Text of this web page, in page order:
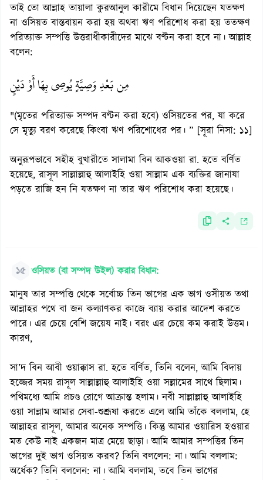
তাই তো আল্লাহ তায়ালা কুরআনুল কারীমে বিধান দিয়েছেন যতক্ষণ
না ওসিয়ত বাস্তবায়ন করা হয় অথবা ঋণ পরিশোধ করা হয় ততক্ষণ
পরিত্যাক্ত সম্পত্তি উত্তরাধীকারীদের মাঝে বণ্টন করা হবে না। আল্লাহ
বলেন:
مِن بَعْدِ وَصِيَّةٍ يُوصِي بِهَا أَوْ دَيْنٍ
"(মৃতের পরিত্যাক্ত সম্পদ বণ্টন করা হবে) ওসিয়তের পর, যা করে
সে মৃত্যু বরণ করেছে কিংবা ঋণ পরিশোধের পর। ” [সূরা নিসা: ১১]
অনুরূপভাবে সহীহ বুখারীতে সালামা বিন আকওয়া রা. হতে বর্ণিত
হয়েছে, রাসূল সাল্লাল্লাহু আলাইহি ওয়া সাল্লাম এক ব্যক্তির জানাযা
পড়তে রাজি হন নি যতক্ষণ না তার ঋণ পরিশোধ করা হয়েছে।
১৫ ওসিয়ত (বা সম্পদ উইল) করার বিধান:
মানুষ তার সম্পত্তি থেকে সর্বোচ্চ তিন ভাগের এক ভাগ ওসীয়ত তথা
আল্লাহর পথে বা জন কল্যাণকর কাজে ব্যায় করার আদেশ করতে
পারে। এর চেয়ে বেশি জয়েয নাই। বরং এর চেয়ে কম করাই উত্তম।
কারণ,
সা’দ বিন আবী ওয়াক্কাস রা. হতে বর্ণিত, তিনি বলেন, আমি বিদায়
হজ্জের সময় রাসূল সাল্লাল্লাহু আলাইহি ওয়া সল্লামের সাথে ছিলাম।
পথিমধ্যে আমি প্রচণ্ড রোগে আক্রান্ত হলাম। নবী সাল্লাল্লাহু আলাইহি
ওয়া সাল্লাম আমার সেবা-শুশ্রূষা করতে এলে আমি তাঁকে বললাম, হে
আল্লাহর রাসূল, আমার অনেক সম্পত্তি। কিন্তু আমার ওয়ারিস হওয়ার
মত কেউ নাই একজন মাত্র মেয়ে ছাড়া। আমি আমার সম্পত্তির তিন
ভাগের দুই ভাগ ওসিয়ত করব? তিনি বললেন: না। আমি বললাম:
অর্ধেক? তিনি বললেন: না। আমি বললাম, তবে তিন ভাগের